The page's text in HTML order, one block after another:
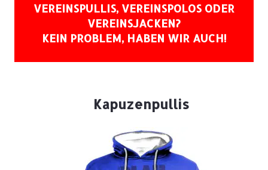
VEREINSPULLIS, VEREINSPOLOS ODER
VEREINSJACKEN?
KEIN PROBLEM, HABEN WIR AUCH!
Kapuzenpullis